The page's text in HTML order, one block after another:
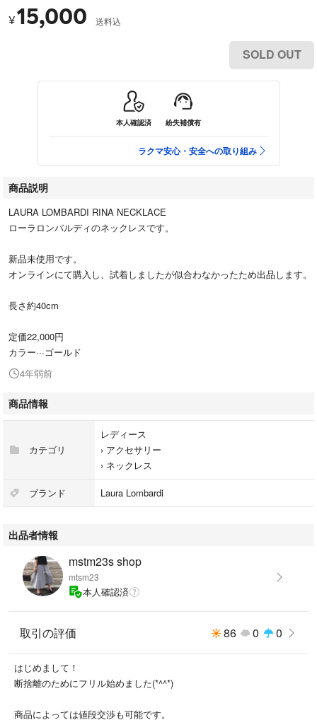
¥15,000 送料込
SOLD OUT
本人確認済 紛失補償有
ラクマ安心・安全への取り組み
商品説明
LAURA LOMBARDI RINA NECKLACE
ローラロンバルディのネックレスです。
新品未使用です。
オンラインにて購入し、試着しましたが似合わなかったため出品します。
長さ約40cm
定価22,000円
カラー···ゴールド
4年弱前
商品情報
カテゴリ
レディース
› アクセサリー
› ネックレス
ブランド Laura Lombardi
出品者情報
mstm23s shop
mtsm23
本人確認済
取引の評価 86 0 0
はじめまして！
断捨離のためにフリル始めました(*^^*)
商品によっては値段交渉も可能です。